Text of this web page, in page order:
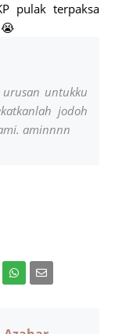
pulak terpaksa
urusan untukku
jodoh
aminnnn